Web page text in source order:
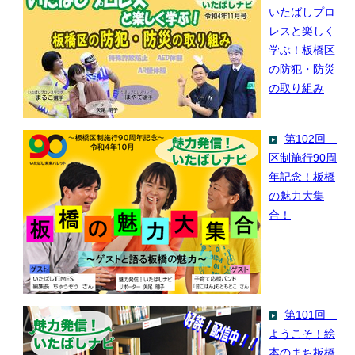
いたばしプロ
レスと楽しく
学ぶ！板橋区
の防犯・防災
の取り組み
第102回
区制施行90周
年記念！板橋
の魅力大集
合！
第101回
ようこそ！絵